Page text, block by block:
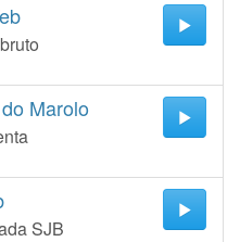
Marolo
SJB